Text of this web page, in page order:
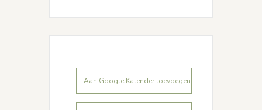
+ Aan Google Kalender toevoegen